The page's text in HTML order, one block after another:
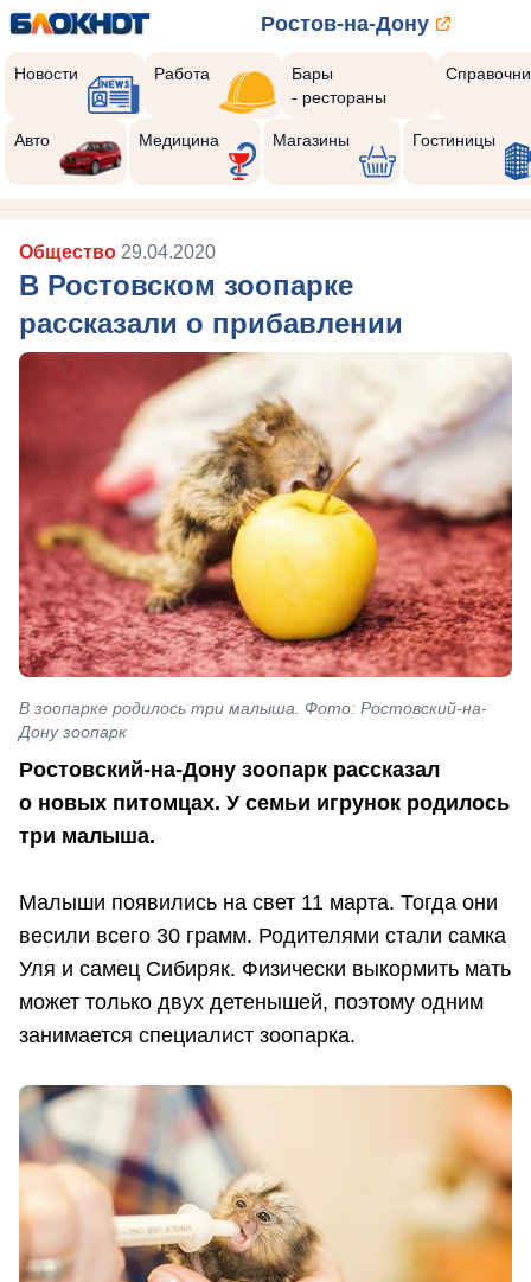
Ростов-на-Дону
Новости Работа
Бары
- рестораны
Авто Медицина Магазины Гостиницы
Общество 29.04.2020
В Ростовском зоопарке
рассказали о прибавлении
В зоопарке родилось три малыша. Фото: Ростовский-на-
Дону зоопарк
Ростовский-на-Дону зоопарк рассказал
о новых питомцах. У семьи игрунок родилось
три малыша.
Малыши появились на свет 11 марта. Тогда они
весили всего 30 грамм. Родителями стали самка
Уля и самец Сибиряк. Физически выкормить мать
может только двух детенышей, поэтому одним
занимается специалист зоопарка.